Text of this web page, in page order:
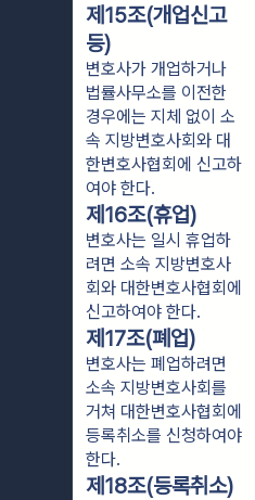
제15조(개업신고
등)
변호사가 개업하거나
법률사무소를 이전한
경우에는 지체 없이 소
속 지방변호사회와 대
한변호사협회에 신고하
여야 한다.
제16조(휴업)
변호사는 일시 휴업하
려면 소속 지방변호사
회와 대한변호사협회에
신고하여야 한다.
제17조(폐업)
변호사는 폐업하려면
소속 지방변호사회를
거쳐 대한변호사협회에
등록취소를 신청하여야
한다.
제18조(등록취소)